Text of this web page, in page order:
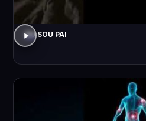
EU SOU PAI